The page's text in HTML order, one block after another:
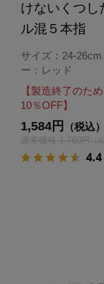
けないくつし
ル混５本指
サイズ：24-
ー：レッド
【製造終了のため
10％OFF】
1,584円 （税込）
通常価格 1,760円 （
4.4